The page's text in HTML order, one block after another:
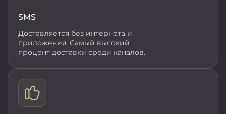
SMS
Доставляется без интернета и
приложения. Самый высокий
процент доставки среди каналов.